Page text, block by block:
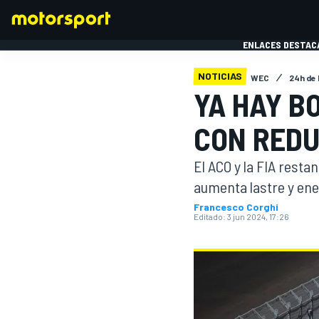
ENLACES
NOTICIAS WEC 24h de
YA HAY
CON
El ACO y la FIA
aumenta lastre y
Francesco Corghi
Editado: 3 jun 2024, 17:26